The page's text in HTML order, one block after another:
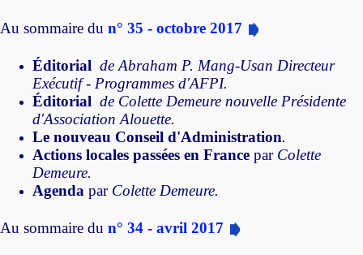
Au sommaire du n° 35 - octobre 2017
Éditorial de Abraham P. Mang-Usan Directeur
Exécutif - Programmes d'AFPI.
Éditorial de Colette Demeure nouvelle Présidente
d'Association Alouette.
Le nouveau Conseil d'Administration.
Actions locales passées en France par Colette
Demeure.
Agenda par Colette Demeure.
Au sommaire du n° 34 - avril 2017